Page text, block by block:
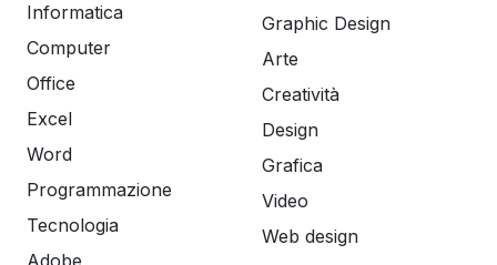
Informatica
Computer
Office
Excel
Word
Programmazione
Tecnologia
Adobe
Graphic Design
Arte
Creatività
Design
Grafica
Video
Web design